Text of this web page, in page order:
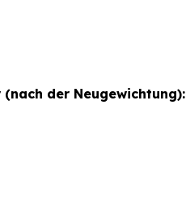
der Neugewichtung):